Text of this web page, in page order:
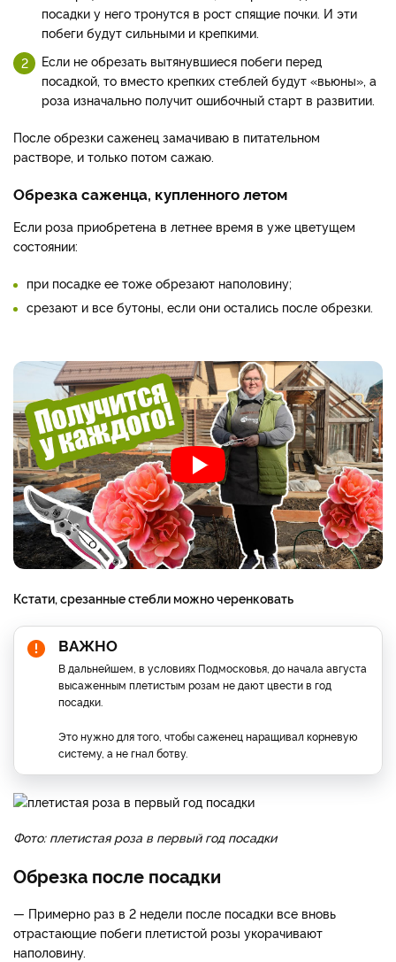
посадки у него тронутся в рост спящие почки. И эти
побеги будут сильными и крепкими.
Если не обрезать вытянувшиеся побеги перед
посадкой, то вместо крепких стеблей будут «вьюны», а
роза изначально получит ошибочный старт в развитии.
После обрезки саженец замачиваю в питательном
растворе, и только потом сажаю.
Обрезка саженца, купленного летом
Если роза приобретена в летнее время в уже цветущем
состоянии:
при посадке ее тоже обрезают наполовину;
срезают и все бутоны, если они остались после обрезки.
Кстати, срезанные стебли можно черенковать
ВАЖНО
В дальнейшем, в условиях Подмосковья, до начала августа
высаженным плетистым розам не дают цвести в год
посадки.
Это нужно для того, чтобы саженец наращивал корневую
систему, а не гнал ботву.
Фото: плетистая роза в первый год посадки
Обрезка после посадки
— Примерно раз в 2 недели после посадки все вновь
отрастающие побеги плетистой розы укорачивают
наполовину.